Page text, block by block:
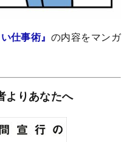
仕事術』 の内容をマンガ
よりあなたへ